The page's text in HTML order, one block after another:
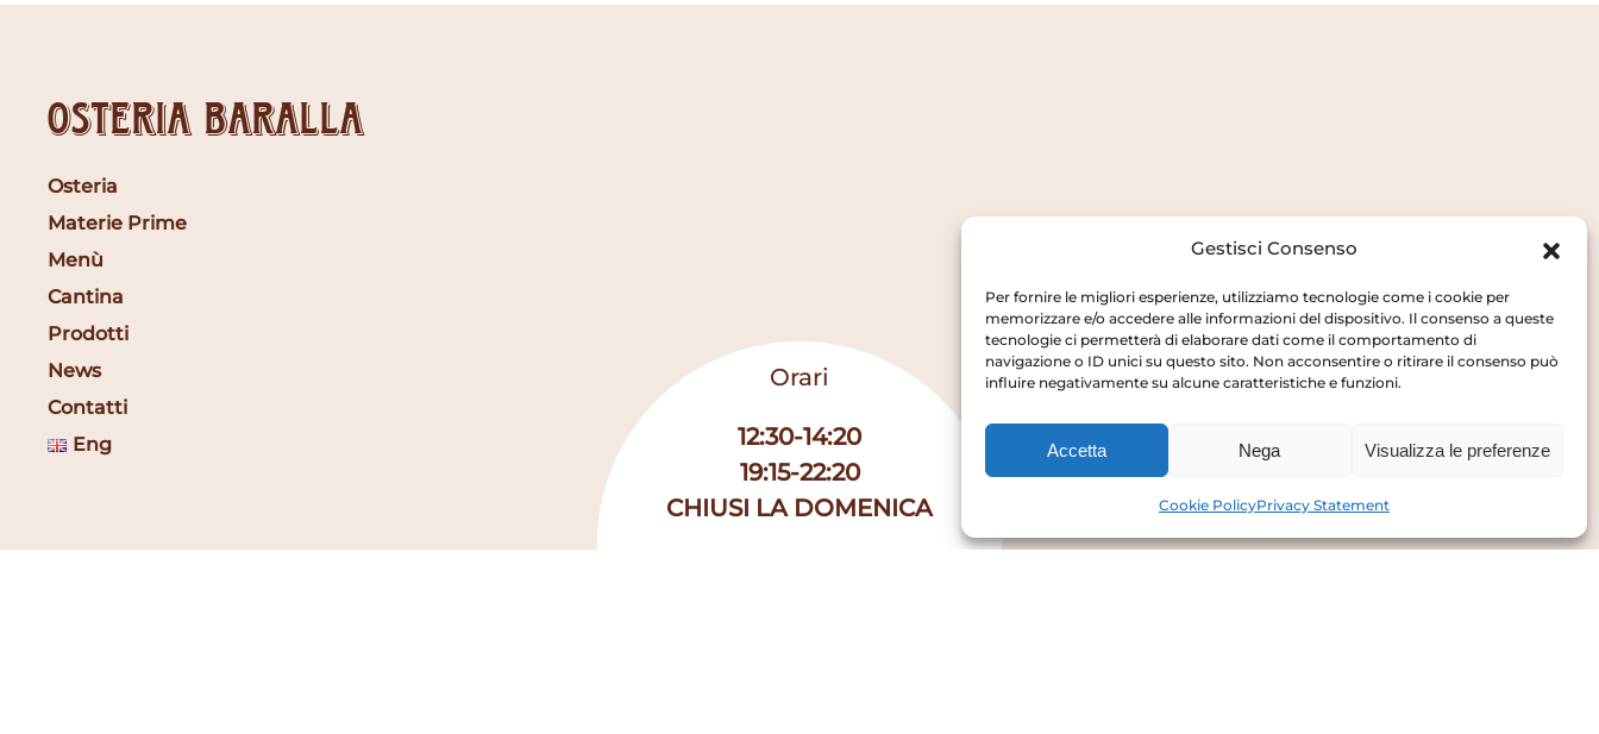
Gestisci Consenso
Per fornire le migliori esperienze, utilizziamo tecnologie come i cookie per
memorizzare e/o accedere alle informazioni del dispositivo. Il consenso a queste
tecnologie ci permetterà di elaborare dati come il comportamento di
navigazione o ID unici su questo sito. Non acconsentire o ritirare il consenso può
influire negativamente su alcune caratteristiche e funzioni.
Accetta Nega Visualizza le preferenze
Cookie PolicyPrivacy Statement
Osteria Baralla
Osteria
Materie Prime
Menù
Cantina
Prodotti
News
Contatti
Eng
Orari
12:30-14:20
19:15-22:20
CHIUSI LA DOMENICA
Cookie Policy